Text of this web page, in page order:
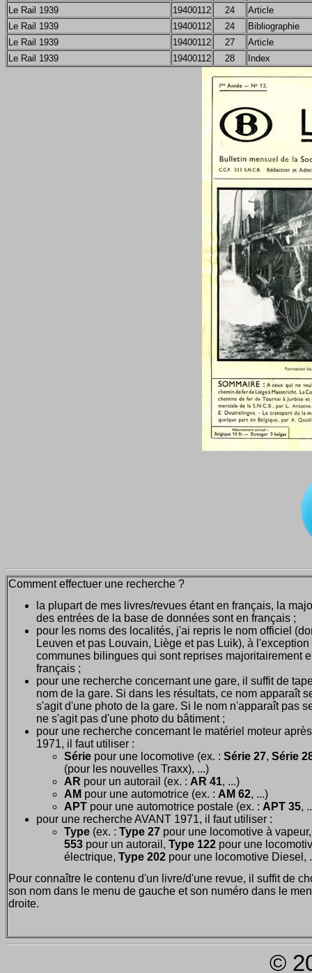
Le Rail 1939
19400112 24
Article
Le Rail 1939
19400112 24
Bibliographie
Le Rail 1939
19400112 27
Article
Le Rail 1939
19400112 28 Index
Comment effectuer une recherche ?
la plupart de mes livres/revues étant en français, la
des entrées de la base de données sont en français ;
pour les noms des localités, j'ai repris le nom officiel
Leuven et pas Louvain, Liège et pas Luik), à l'exception
communes bilingues qui sont reprises majoritairement
français ;
pour une recherche concernant une gare, il suffit de
nom de la gare. Si dans les résultats, ce nom apparaît
s'agit d'une photo de la gare. Si le nom n'apparaît pas
ne s'agit pas d'une photo du bâtiment ;
pour une recherche concernant le matériel moteur après
1971, il faut utiliser :
Série pour une locomotive (ex. : Série 27, Série
(pour les nouvelles Traxx), ...)
AR pour un autorail (ex. : AR 41, ...)
AM pour une automotrice (ex. : AM 62, ...)
APT pour une automotrice postale (ex. : APT 35,
pour une recherche AVANT 1971, il faut utiliser :
Type (ex. : Type 27 pour une locomotive à
553 pour un autorail, Type 122 pour une
électrique, Type 202 pour une locomotive Diesel,
Pour connaître le contenu d'un livre/d'une revue, il suffit de
son nom dans le menu de gauche et son numéro dans le
droite.
©